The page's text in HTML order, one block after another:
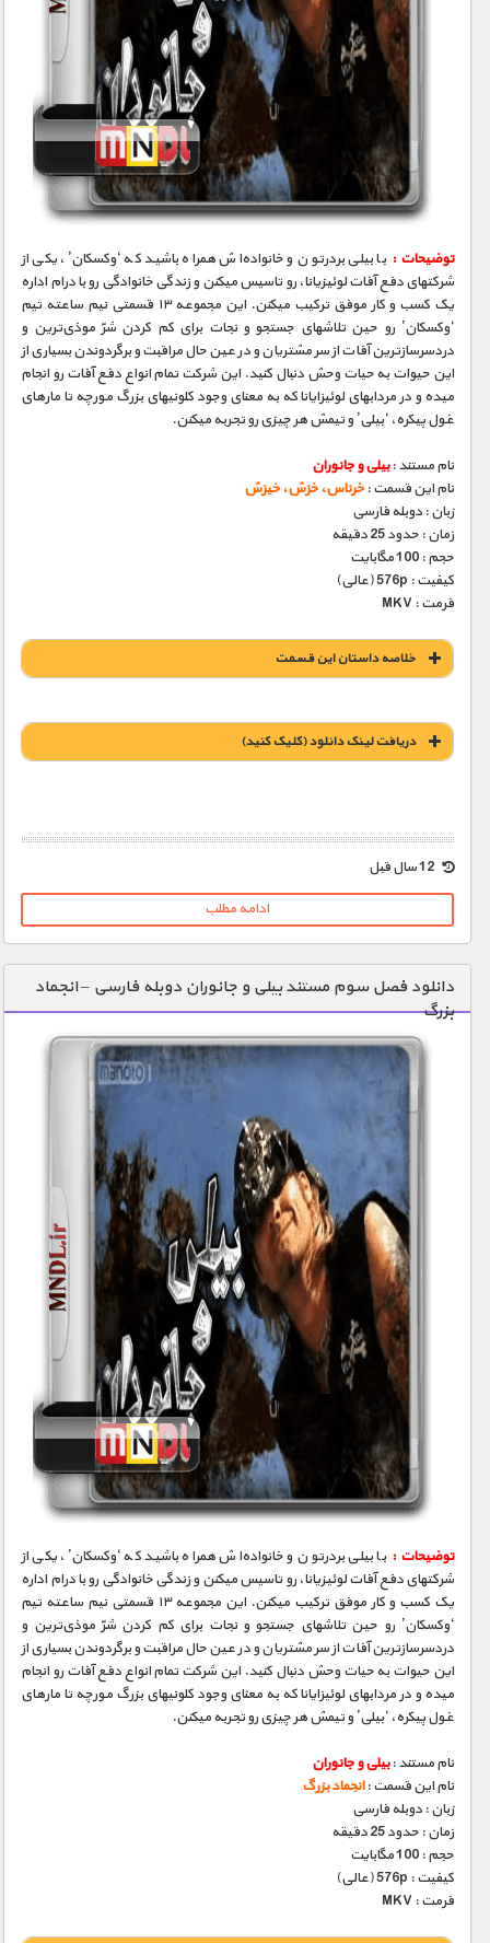
توضیحات : با بیلی بردرتون و خانواده‌اش همراه باشید که ‘وکسکان’، یکی از
شرکتهای دفع آفات لوئیزیانا، رو تاسیس میکنن و زندگی خانوادگی رو با درام اداره
یک کسب و کار موفق ترکیب میکنن. این مجموعه ۱۳ قسمتی نیم ساعته تیم
‘وکسکان’ رو حین تلاشهای جستجو و نجات برای کم کردن شرّ موذی‌ترین و
دردسرسازترین آفات از سر مشتریان و در عین حال مراقبت و برگردوندن بسیاری از
این حیوات به حیات وحش دنبال کنید. این شرکت تمام انواع دفع آفات رو انجام
میده و در مردابهای لوئیزایانا که به معنای وجود کلونیهای بزرگ مورچه تا مارهای
غول پیکره، ‘بیلی’ و تیمش هر چیزی رو تجربه میکنن.
نام مستند :بیلی و جانوران
نام این قسمت : خرناس، خزش، خیزش
زبان : دوبله فارسی
زمان : حدود 25 دقیقه
حجم : 100 مگابایت
کیفیت : 576p (عالی)
فرمت : MKV
خلاصه داستان این قسمت
دریافت لينک دانلود (کليک کنيد)
ادامه مطلب
دانلود فصل سوم مستند بیلی و جانوران دوبله فارسی – انجماد
بزرگ
توضیحات : با بیلی بردرتون و خانواده‌اش همراه باشید که ‘وکسکان’، یکی از
شرکتهای دفع آفات لوئیزیانا، رو تاسیس میکنن و زندگی خانوادگی رو با درام اداره
یک کسب و کار موفق ترکیب میکنن. این مجموعه ۱۳ قسمتی نیم ساعته تیم
‘وکسکان’ رو حین تلاشهای جستجو و نجات برای کم کردن شرّ موذی‌ترین و
دردسرسازترین آفات از سر مشتریان و در عین حال مراقبت و برگردوندن بسیاری از
این حیوات به حیات وحش دنبال کنید. این شرکت تمام انواع دفع آفات رو انجام
میده و در مردابهای لوئیزایانا که به معنای وجود کلونیهای بزرگ مورچه تا مارهای
غول پیکره، ‘بیلی’ و تیمش هر چیزی رو تجربه میکنن.
نام مستند :بیلی و جانوران
نام این قسمت :انجماد بزرگ
زبان : دوبله فارسی
زمان : حدود 25 دقیقه
حجم : 100 مگابایت
کیفیت : 576p (عالی)
فرمت : MKV